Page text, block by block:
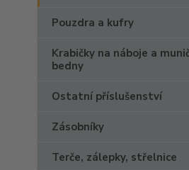
Pouzdra a kufry
Krabičky na náboje a
bedny
Ostatní příslušenství
Zásobníky
Terče, zálepky, střelnice